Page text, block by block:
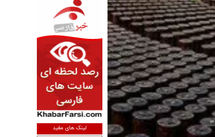
لینک های مفید